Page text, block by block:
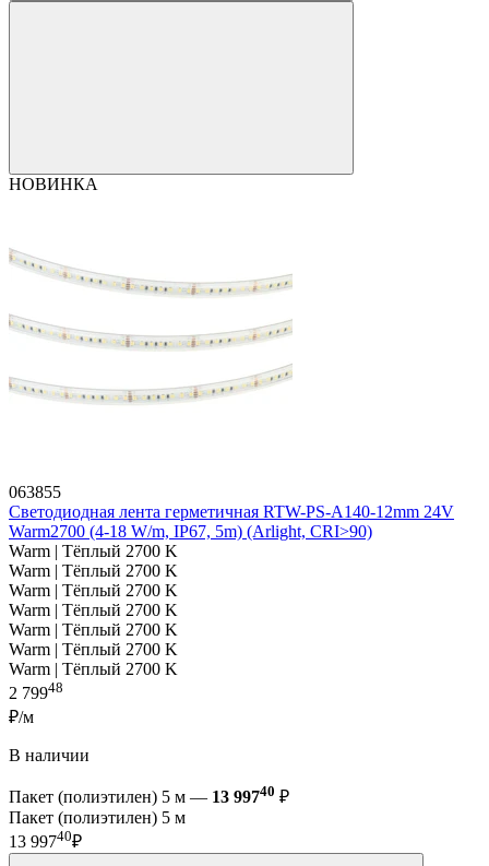
НОВИНКА
063855
Светодиодная лента герметичная RTW-PS-A140-12mm 24V
Warm2700 (4-18 W/m, IP67, 5m) (Arlight, CRI>90)
Warm | Тёплый 2700 K
Warm | Тёплый 2700 K
Warm | Тёплый 2700 K
Warm | Тёплый 2700 K
Warm | Тёплый 2700 K
Warm | Тёплый 2700 K
Warm | Тёплый 2700 K
2 79948
₽/м
В наличии
Пакет (полиэтилен) 5 м — 13 99740 ₽
Пакет (полиэтилен) 5 м
13 99740₽